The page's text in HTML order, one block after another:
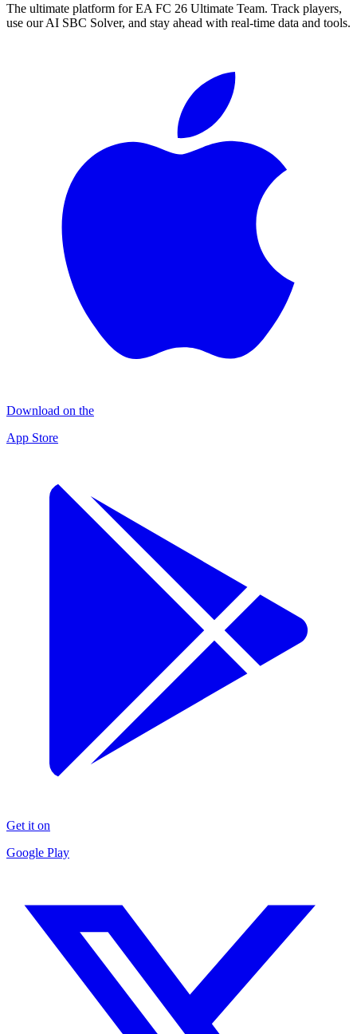
The ultimate platform for EA FC 26 Ultimate Team. Track players,
use our AI SBC Solver, and stay ahead with real-time data and tools.
Download on the
App Store
Get it on
Google Play